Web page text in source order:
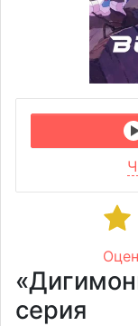
серия